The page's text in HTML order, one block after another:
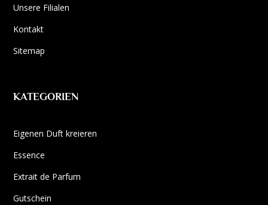
Unsere Filialen
Kontakt
Sitemap
KATEGORIEN
Eigenen Duft kreieren
Essence
Extrait de Parfum
Gutschein